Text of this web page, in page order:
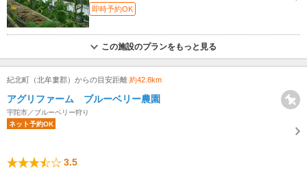
即時予約OK
この施設のプランをもっと見る
紀北町（北牟婁郡）からの目安距離 約42.8km
アグリファーム ブルーベリー農園
宇陀市／ブルーベリー狩り
ネット予約OK
3.5